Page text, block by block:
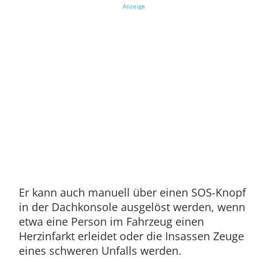
Anzeige
Er kann auch manuell über einen SOS-Knopf
in der Dachkonsole ausgelöst werden, wenn
etwa eine Person im Fahrzeug einen
Herzinfarkt erleidet oder die Insassen Zeuge
eines schweren Unfalls werden.